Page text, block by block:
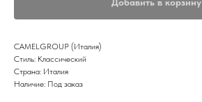
CAMELGROUP (Италия)
Стиль: Классический
Страна: Италия
Наличие: Под заказ